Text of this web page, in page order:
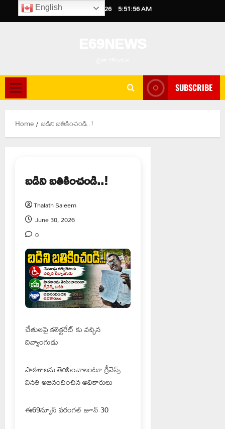
to
August 6, 2026 5:51:57 AM
Primary
Menu
SUBSCRIBE
Home బడిని బతికించండి..!
బడిని బతికించండి..!
Thalath Saleem
June 30, 2026
0
చేతులపై కలెక్టరేట్ కు వచ్చిన
దివ్యాంగుడు
పాఠశాలను తెరిపించాలంటూ గ్రీవెన్స్
వినతి అభినందించిన అధికారులు
ఈ69న్యూస్ వరంగల్ జూన్ 30
English